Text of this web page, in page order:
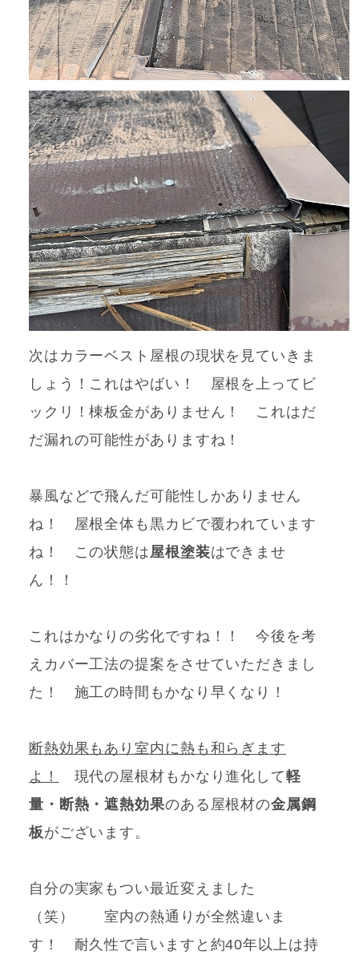
次はカラーベスト屋根の現状を見ていきま
しょう！これはやばい！ 屋根を上ってビ
ックリ！棟板金がありません！ これはだ
だ漏れの可能性がありますね！
暴風などで飛んだ可能性しかありません
ね！ 屋根全体も黒カビで覆われています
ね！ この状態は 屋根塗装はできませ
ん！！
これはかなりの劣化ですね！！ 今後を考
えカバー工法の提案をさせていただきまし
た！ 施工の時間もかなり早くなり！
断熱効果もあり室内に熱も和らぎます
よ！
現代の屋根材もかなり進化して軽
量・断熱・遮熱効果のある屋根材の金属鋼
板がございます。
自分の実家もつい最近変えました
（笑） 室内の熱通りが全然違いま
す！ 耐久性で言いますと約40年以上は持